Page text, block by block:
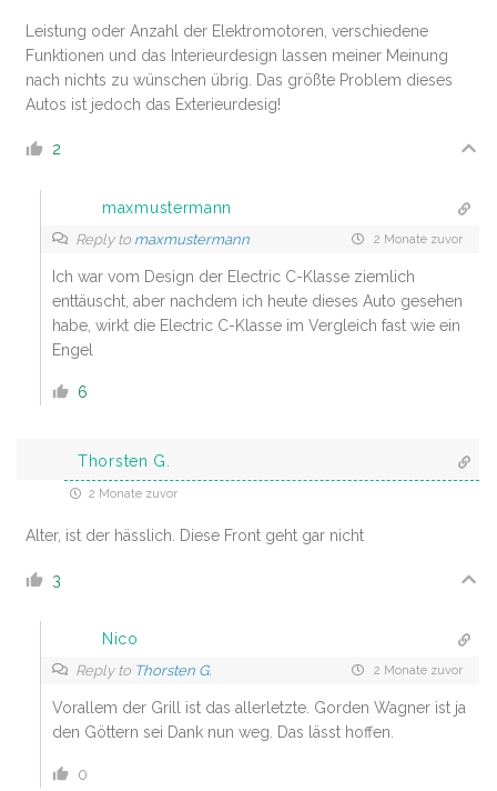
Leistung oder Anzahl der Elektromotoren, verschiedene
Funktionen und das Interieurdesign lassen meiner Meinung
nach nichts zu wünschen übrig. Das größte Problem dieses
Autos ist jedoch das Exterieurdesig!
2
maxmustermann
Reply to maxmustermann 2 Monate zuvor
Ich war vom Design der Electric C-Klasse ziemlich
enttäuscht, aber nachdem ich heute dieses Auto gesehen
habe, wirkt die Electric C-Klasse im Vergleich fast wie ein
Engel
6
Thorsten G.
2 Monate zuvor
Alter, ist der hässlich. Diese Front geht gar nicht
3
Nico
Reply to Thorsten G. 2 Monate zuvor
Vorallem der Grill ist das allerletzte. Gorden Wagner ist ja
den Göttern sei Dank nun weg. Das lässt hoffen.
0